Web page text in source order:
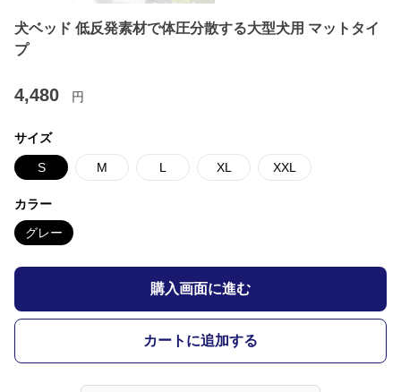
犬ベッド 低反発素材で体圧分散する大型犬用 マットタイ
プ
4,480 円
サイズ
S M L XL XXL
カラー
グレー
購入画面に進む
カートに追加する